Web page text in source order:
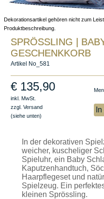
Dekorationsartikel gehören nicht zum
Produktbeschreibung.
SPRÖSSLING |
GESCHENKKORB
Artikel No_581
€ 135,90
inkl. MwSt.
zzgl. Versand
(siehe unten)
In der dekorativen
weicher, kuscheliger
Spieluhr, ein Baby
Kaputzenhandtuch,
Haarpflegeset und
Spielzeug. Ein
kleinen Sprössling.